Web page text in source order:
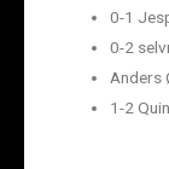
0-1
0-2
Anders
1-2